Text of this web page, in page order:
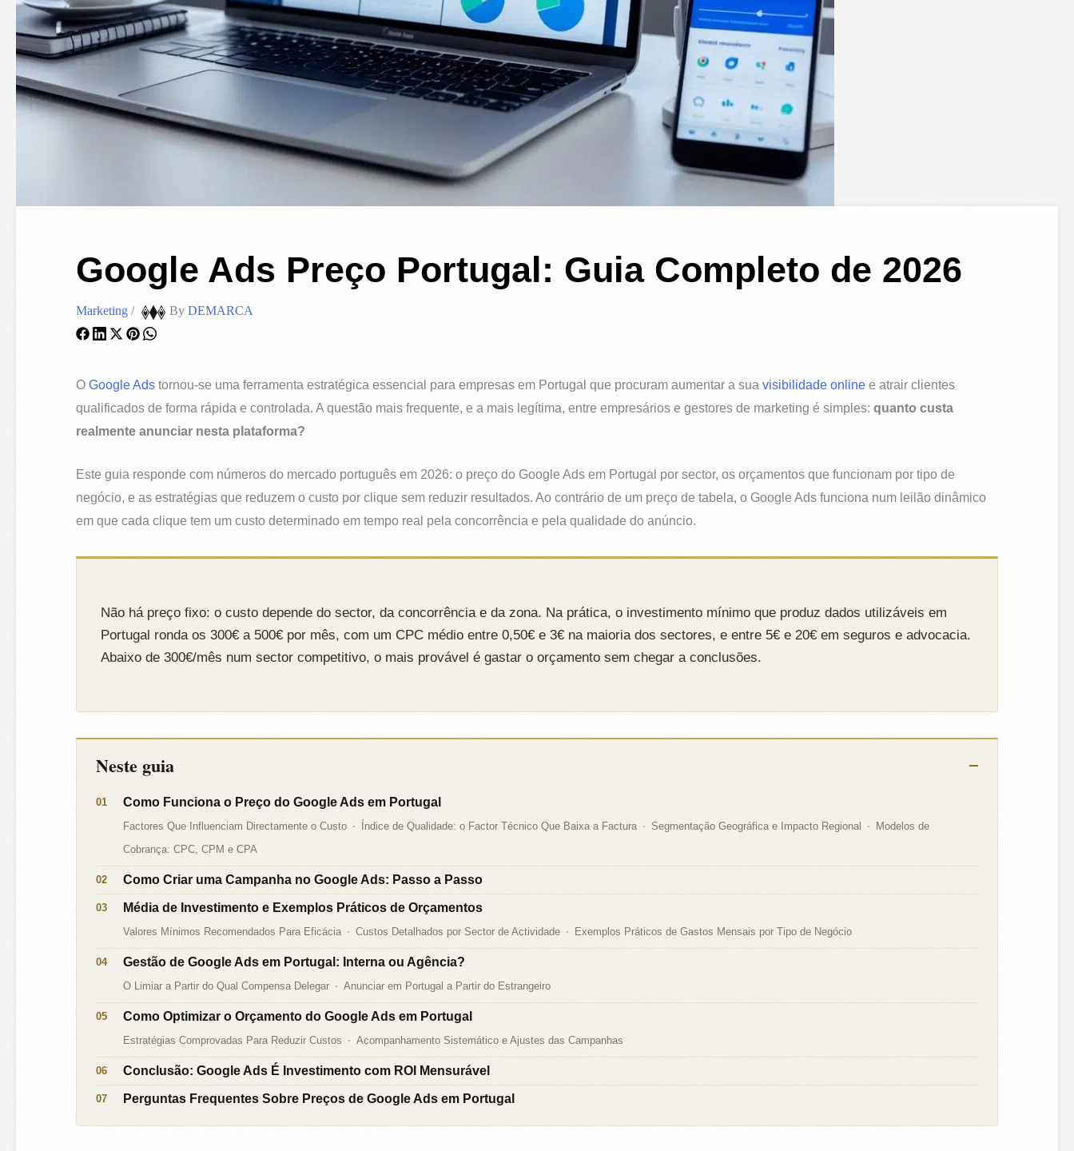
Google Ads Preço Portugal: Guia Completo de 2026
Marketing/ By DEMARCA
O Google Adstornou-se uma ferramenta estratégica essencial para empresas em Portugal que procuram aumentar a sua visibilidade onlinee atrair clientes
qualificados de forma rápida e controlada. A questão mais frequente, e a mais legítima, entre empresários e gestores de marketing é simples: quanto custa
realmente anunciar nesta plataforma?
Este guia responde com números do mercado português em 2026: o preço do Google Ads em Portugal por sector, os orçamentos que funcionam por tipo de
negócio, e as estratégias que reduzem o custo por clique sem reduzir resultados. Ao contrário de um preço de tabela, o Google Ads funciona num leilão dinâmico
em que cada clique tem um custo determinado em tempo real pela concorrência e pela qualidade do anúncio.
Não há preço fixo: o custo depende do sector, da concorrência e da zona. Na prática, o investimento mínimo que produz dados utilizáveis em
Portugal ronda os 300€ a 500€ por mês, com um CPC médio entre 0,50€ e 3€ na maioria dos sectores, e entre 5€ e 20€ em seguros e advocacia.
Abaixo de 300€/mês num sector competitivo, o mais provável é gastar o orçamento sem chegar a conclusões.
Neste guia
Como Funciona o Preço do Google Ads em Portugal
Factores Que Influenciam Directamente o Custo Índice de Qualidade: o Factor Técnico Que Baixa a Factura Segmentação Geográfica e Impacto Regional
Modelos de
Cobrança: CPC, CPM e CPA
Como Criar uma Campanha no Google Ads: Passo a Passo
Média de Investimento e Exemplos Práticos de Orçamentos
Valores Mínimos Recomendados Para Eficácia Custos Detalhados por Sector de Actividade Exemplos Práticos de Gastos Mensais por Tipo de Negócio
Gestão de Google Ads em Portugal: Interna ou Agência?
O Limiar a Partir do Qual Compensa Delegar Anunciar em Portugal a Partir do Estrangeiro
Como Optimizar o Orçamento do Google Ads em Portugal
Estratégias Comprovadas Para Reduzir Custos Acompanhamento Sistemático e Ajustes das Campanhas
Conclusão: Google Ads É Investimento com ROI Mensurável
Perguntas Frequentes Sobre Preços de Google Ads em Portugal